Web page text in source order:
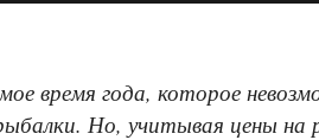
время года, которое
Но, учитывая цены на